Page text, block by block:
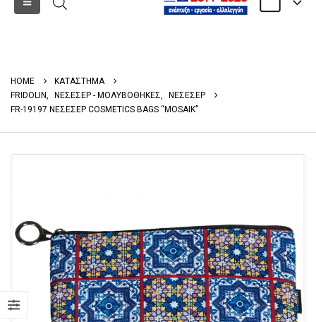
HOME
ΚΑΤΑΣΤΗΜΑ
FRIDOLIN
ΝΕΣΕΣΕΡ - ΜΟΛΥΒΟΘΗΚΕΣ
ΝΕΣΕΣΕΡ
FR-19197 ΝΕΣΕΣΕΡ COSMETICS BAGS “MOSAIK”